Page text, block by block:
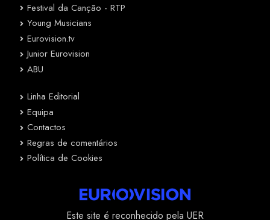
Festival da Canção - RTP
Young Musicians
Eurovision.tv
Junior Eurovision
ABU
Linha Editorial
Equipa
Contactos
Regras de comentários
Política de Cookies
Este site é reconhecido pela UER